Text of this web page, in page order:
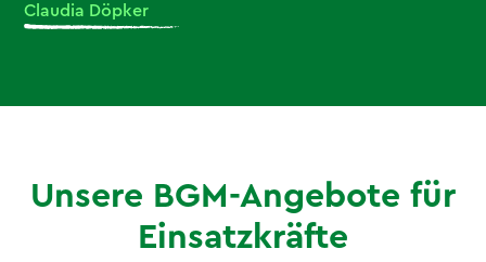
Claudia Döpker
Unsere BGM-Angebote für
Einsatzkräfte